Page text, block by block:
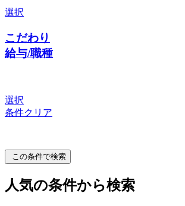
選択
こだわり
給与/職種
選択
条件クリア
この条件で検索
人気の条件から検索